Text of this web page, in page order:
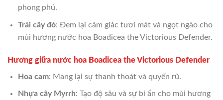
phong phú.
Trái cây đỏ: Đem lại cảm giác tươi mát và ngọt ngào cho
mùi hương nước hoa Boadicea the Victorious Defender.
Hương giữa nước hoa Boadicea the Victorious Defender
Hoa cam: Mang lại sự thanh thoát và quyến rũ.
Nhựa cây Myrrh: Tạo độ sâu và sự bí ẩn cho mùi hương